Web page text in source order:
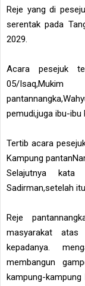
Reje yang di
serentak pada
2029.
Acara pesejuk
05/
pemudi,juga ibu-ibu
Tertib acara
Kampung
Selajutnya kata
Sadirman,setelah
Reje
masyarakat atas
kepadanya.
membangun
kampung-